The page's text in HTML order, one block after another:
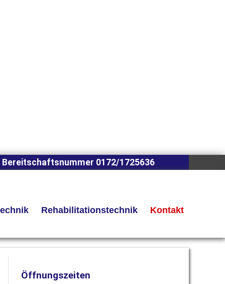
Bereitschaftsnummer 0172/1725636
Rehabilitationstechnik Kontakt
Öffnungszeiten